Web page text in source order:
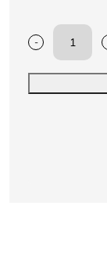
-
Scheen/wreef-
karate